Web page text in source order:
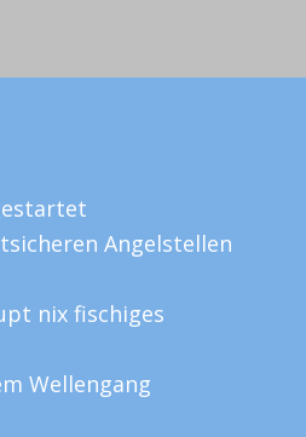
Angelstellen
nix fischiges
Wellengang